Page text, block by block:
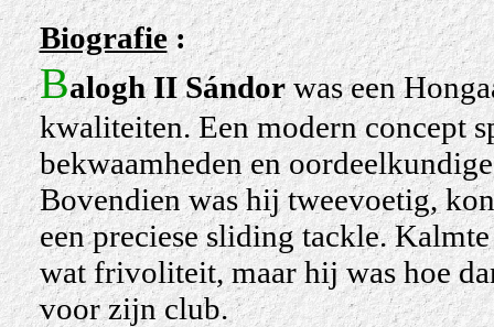
Biografie:
Balogh II Sándorwas een
kwaliteiten. Een modern concept
bekwaamheden en
Bovendien was hij tweevoetig,
een preciese sliding tackle.
wat frivoliteit, maar hij was hoe
voor zijn club.